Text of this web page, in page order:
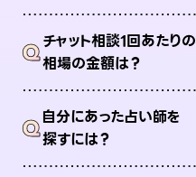
Qチャット相談1回あたりの
相場の金額は？
Q自分にあった占い師を
探すには？